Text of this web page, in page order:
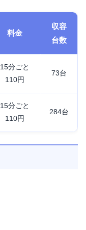
料金
収容
台数
15分ごと
110円
73台
15分ごと
110円
284台